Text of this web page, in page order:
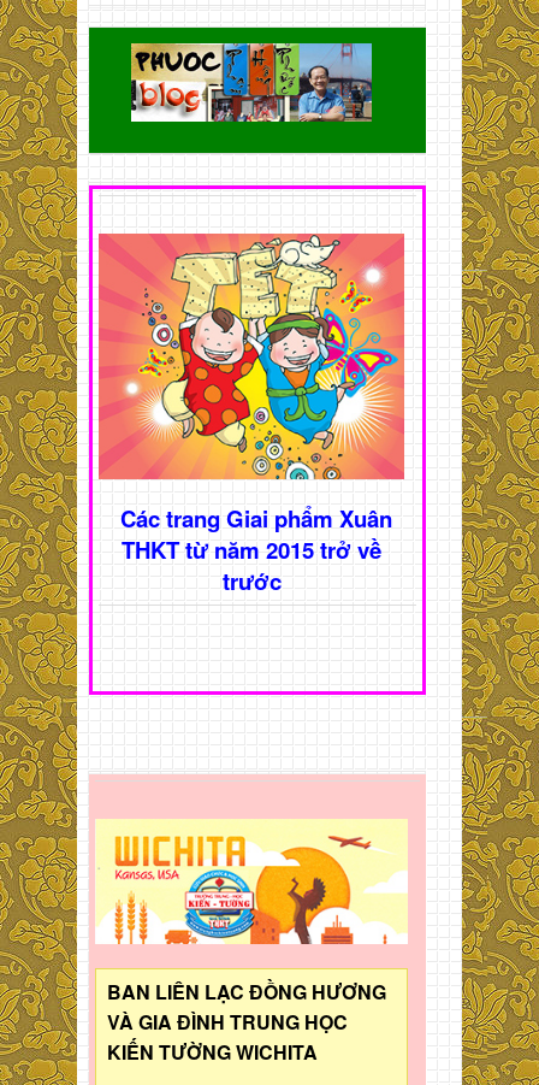
Các trang Giai phẩm Xuân
THKT từ năm 2015 trở về
trước
BAN LIÊN LẠC ĐỒNG HƯƠNG
VÀ GIA ĐÌNH TRUNG HỌC
KIẾN TƯỜNG WICHITA